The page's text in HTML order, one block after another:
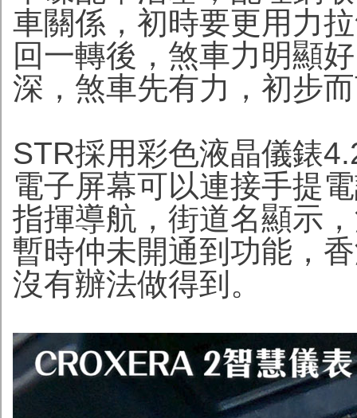
車關係，初時要更用力
回一轉後，煞車力明顯
深，煞車先有力，初步
STR採用彩色液晶儀錶
電子屏幕可以連接手提
指揮導航，街道名顯示
暫時仲未開通到功能，
沒有辦法做得到。